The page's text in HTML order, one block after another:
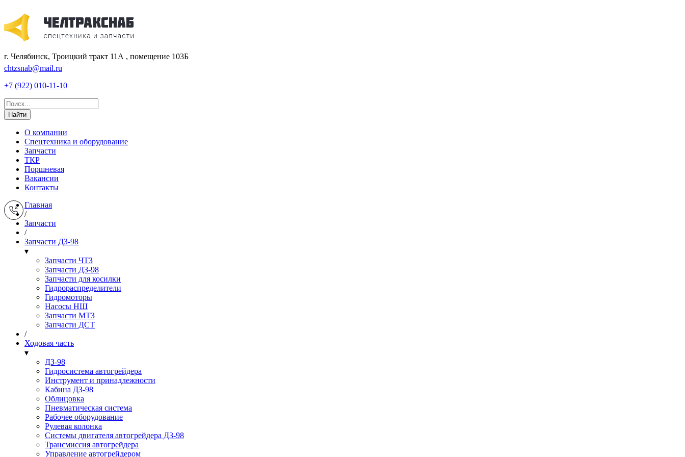
г. Челябинск, Троицкий тракт 11А , помещение 103Б
chtzsnab@mail.ru
+7 (922) 010-11-10
Найти
О компании
Спецтехника и оборудование
Запчасти
ТКР
Поршневая
Вакансии
Контакты
Главная
/
Запчасти
/
Запчасти ДЗ-98
▾
Запчасти ЧТЗ
Запчасти ДЗ-98
Запчасти для косилки
Гидрораспределители
Гидромоторы
Насосы НШ
Запчасти МТЗ
Запчасти ДСТ
/
Ходовая часть
▾
ДЗ-98
Гидросистема автогрейдера
Инструмент и принадлежности
Кабина ДЗ-98
Облицовка
Пневматическая система
Рабочее оборудование
Рулевая колонка
Системы двигателя автогрейдера ДЗ-98
Трансмиссия автогрейдера
Управление автогрейдером